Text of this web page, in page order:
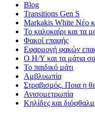
Blog
Transitions Gen S
Markakis White Νέο
Το καλοκαίρι και τα
Φακοί επαφής
Εφαρμογή φακών
Ο Η/Υ και τα μάτια
Το παιδικό μάτι
Αμβλυωπία
Στραβισμός. Ποια η
Ανισομετρωπία
Κηλίδες και